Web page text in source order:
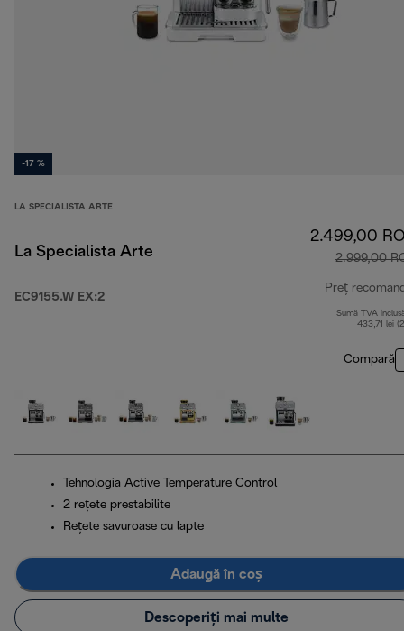
-17 %
LA SPECIALISTA ARTE
La Specialista Arte
EC9155.W EX:2
2.499,00
2.999,00
Preț
Sumă TVA
433,71 lei
Compară
Tehnologia Active Temperature Control
2 rețete prestabilite
Rețete savuroase cu lapte
Adaugă în coș
Descoperiți mai multe